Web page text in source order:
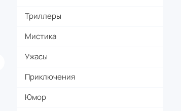
Триллеры
Мистика
Ужасы
Приключения
Юмор